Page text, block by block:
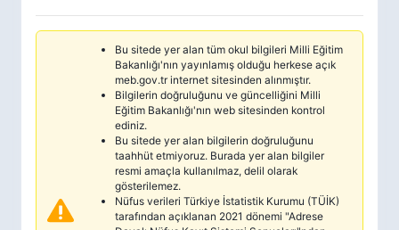
Bu sitede yer alan tüm okul bilgileri Milli Eğitim
Bakanlığı'nın yayınlamış olduğu herkese açık
meb.gov.tr internet sitesinden alınmıştır.
Bilgilerin doğruluğunu ve güncelliğini Milli
Eğitim Bakanlığı'nın web sitesinden kontrol
ediniz.
Bu sitede yer alan bilgilerin doğruluğunu
taahhüt etmiyoruz. Burada yer alan bilgiler
resmi amaçla kullanılmaz, delil olarak
gösterilemez.
Nüfus verileri Türkiye İstatistik Kurumu (TÜİK)
tarafından açıklanan 2021 dönemi "Adrese